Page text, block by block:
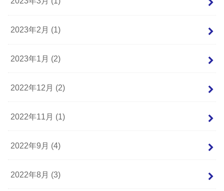
2023年2月 (1)
2023年1月 (2)
2022年12月 (2)
2022年11月 (1)
2022年9月 (4)
2022年8月 (3)